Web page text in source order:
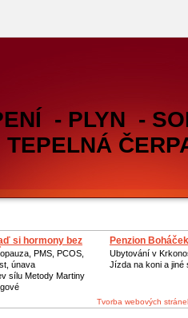
- PLYN -
TEPELNÁ
si hormony bez
PMS, PCOS,
únava
sílu Metody Martiny
Penzion Boháček
Ubytování v
Jízda na koni a jiné
Tvorba webových